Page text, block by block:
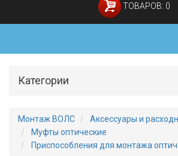
ТОВАРОВ: 0
Категории
Монтаж ВОЛС
Аксессуары и
Муфты оптические
Приспособления для монтажа